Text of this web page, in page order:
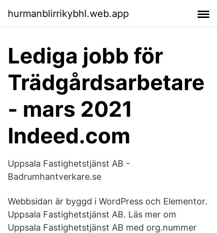
hurmanblirrikybhl.web.app
Lediga jobb för
Trädgårdsarbetare
- mars 2021
Indeed.com
Uppsala Fastighetstjänst AB -
Badrumhantverkare.se
Webbsidan är byggd i WordPress och Elementor.
Uppsala Fastighetstjänst AB. Läs mer om
Uppsala Fastighetstjänst AB med org.nummer